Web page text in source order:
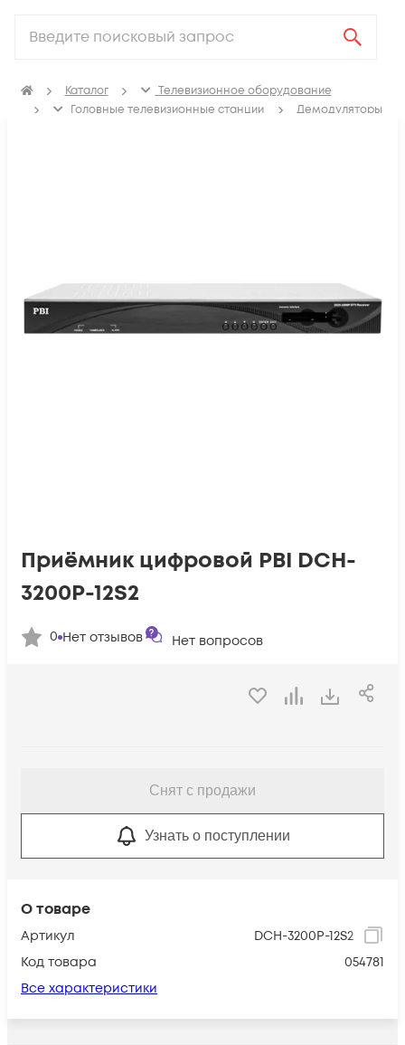
Каталог
Телевизионное оборудование
Головные телевизионные станции
Демодуляторы
О товаре
Артикул
DCH-3200P-12S2
Код товара
054781
Все характеристики
Приёмник цифровой PBI DCH-
3200P-12S2
0 Нет отзывов Нет вопросов
Снят с продажи
Узнать о поступлении